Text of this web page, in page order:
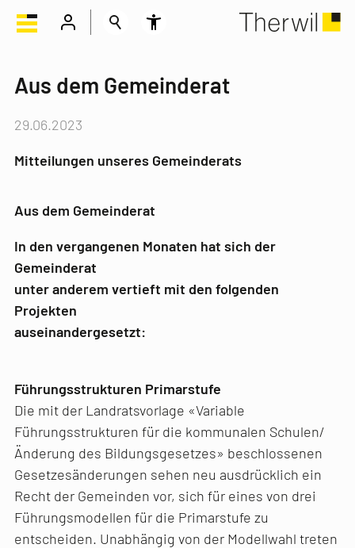
Aus dem Gemeinderat
29.06.2023
Mitteilungen unseres Gemeinderats
Aus dem Gemeinderat
In den vergangenen Monaten hat sich der
Gemeinderat
unter anderem vertieft mit den folgenden
Projekten
auseinandergesetzt:
Führungsstrukturen Primarstufe
Die mit der Landratsvorlage «Variable
Führungsstrukturen für die kommunalen Schulen/
Änderung des Bildungsgesetzes» beschlossenen
Gesetzesänderungen sehen neu ausdrücklich ein
Recht der Gemeinden vor, sich für eines von drei
Führungsmodellen für die Primarstufe zu
entscheiden. Unabhängig von der Modellwahl treten